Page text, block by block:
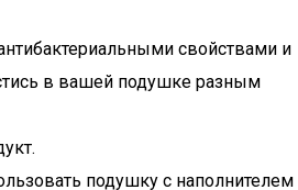
свойствами и
в вашей подушке разным
подушку с наполнителем